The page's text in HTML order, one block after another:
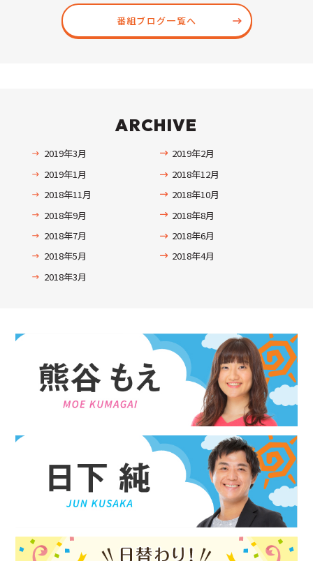
番組ブログ一覧へ
ARCHIVE
2019年3月
2019年2月
2019年1月
2018年12月
2018年11月
2018年10月
2018年9月
2018年8月
2018年7月
2018年6月
2018年5月
2018年4月
2018年3月